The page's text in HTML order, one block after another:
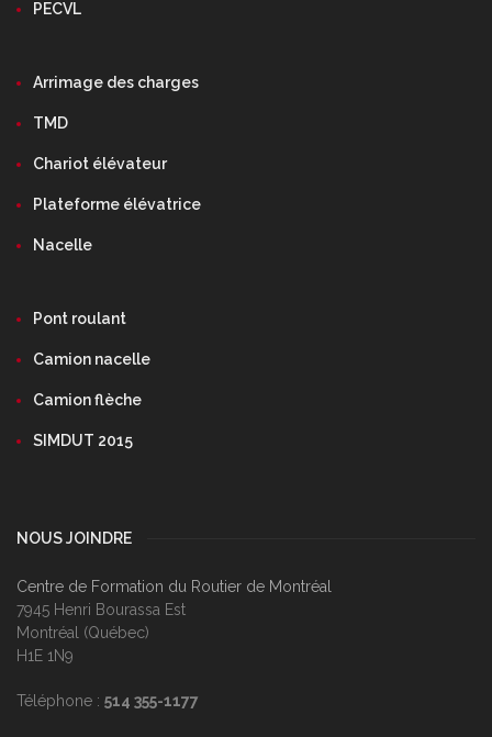
PECVL
Arrimage des charges
TMD
Chariot élévateur
Plateforme élévatrice
Nacelle
Pont roulant
Camion nacelle
Camion flèche
SIMDUT 2015
NOUS JOINDRE
Centre de Formation du Routier de Montréal
7945 Henri Bourassa Est
Montréal (Québec)
H1E 1N9
Téléphone : 514 355-1177